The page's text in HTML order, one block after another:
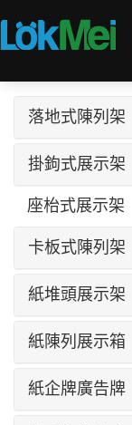
落地式陳列架
掛鉤式展示架
座枱式展示架
卡板式陳列架
紙堆頭展示架
紙陳列展示箱
紙企牌廣告牌